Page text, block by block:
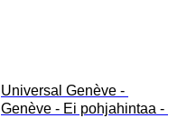
Universal Genève -
Genève - Ei pohjahintaa -